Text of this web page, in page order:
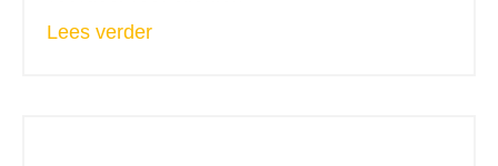
Lees verder